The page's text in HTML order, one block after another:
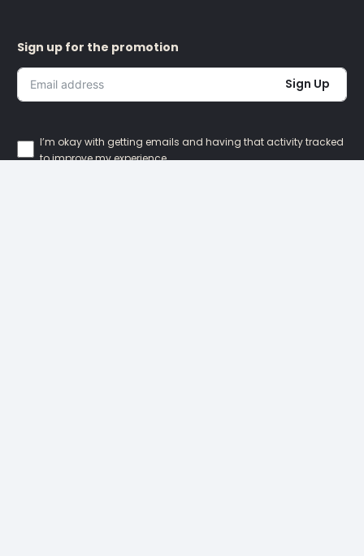
Sign up for the promotion
Sign Up
I’m okay with getting emails and having that activity tracked
to improve my experience.